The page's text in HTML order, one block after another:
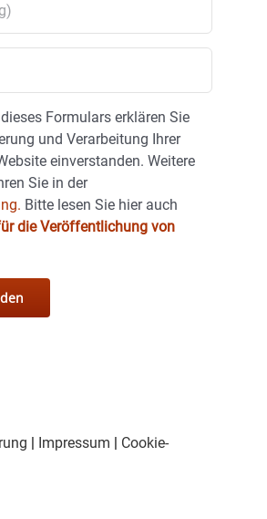
Formulars erklären Sie
und Verarbeitung Ihrer
einverstanden. Weitere
Sie in der
Bitte lesen Sie hier auch
die Veröffentlichung von
| Impressum | Cookie-